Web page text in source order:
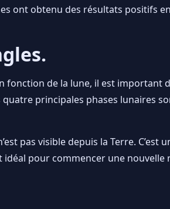
ont obtenu des résultats positifs
de la lune, il est important
principales phases lunaires
pas visible depuis la Terre. C’est
pour commencer une